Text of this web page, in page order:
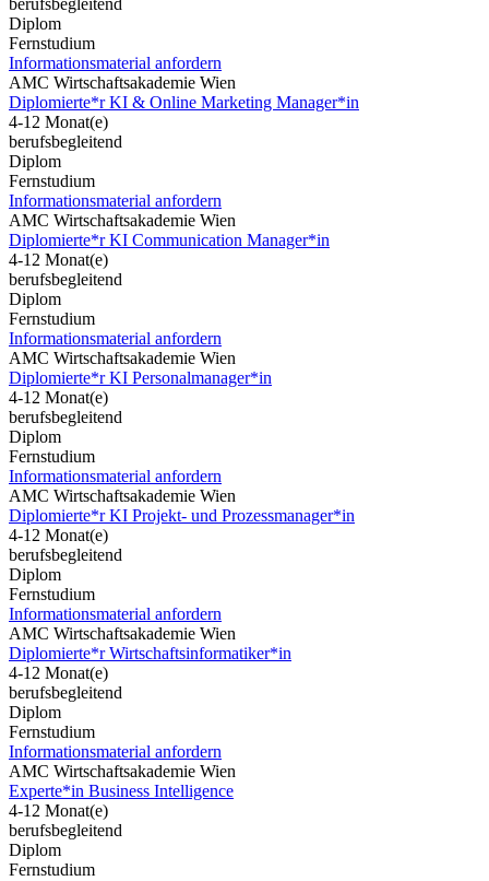
berufsbegleitend
Diplom
Fernstudium
Informationsmaterial anfordern
AMC Wirtschaftsakademie Wien
Diplomierte*r KI & Online Marketing Manager*in
4-12 Monat(e)
berufsbegleitend
Diplom
Fernstudium
Informationsmaterial anfordern
AMC Wirtschaftsakademie Wien
Diplomierte*r KI Communication Manager*in
4-12 Monat(e)
berufsbegleitend
Diplom
Fernstudium
Informationsmaterial anfordern
AMC Wirtschaftsakademie Wien
Diplomierte*r KI Personalmanager*in
4-12 Monat(e)
berufsbegleitend
Diplom
Fernstudium
Informationsmaterial anfordern
AMC Wirtschaftsakademie Wien
Diplomierte*r KI Projekt- und Prozessmanager*in
4-12 Monat(e)
berufsbegleitend
Diplom
Fernstudium
Informationsmaterial anfordern
AMC Wirtschaftsakademie Wien
Diplomierte*r Wirtschaftsinformatiker*in
4-12 Monat(e)
berufsbegleitend
Diplom
Fernstudium
Informationsmaterial anfordern
AMC Wirtschaftsakademie Wien
Experte*in Business Intelligence
4-12 Monat(e)
berufsbegleitend
Diplom
Fernstudium